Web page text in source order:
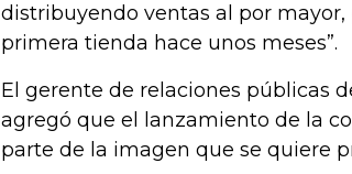
distribuyendo ventas al por
primera tienda hace unos meses”.
El gerente de relaciones públicas
agregó que el lanzamiento de la
parte de la imagen que se quiere